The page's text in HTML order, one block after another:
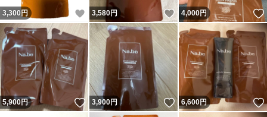
3,300円 いいね！
3,580円 いいね！
4,000円
5,900円 いいね！
3,900円 いいね！
6,600円